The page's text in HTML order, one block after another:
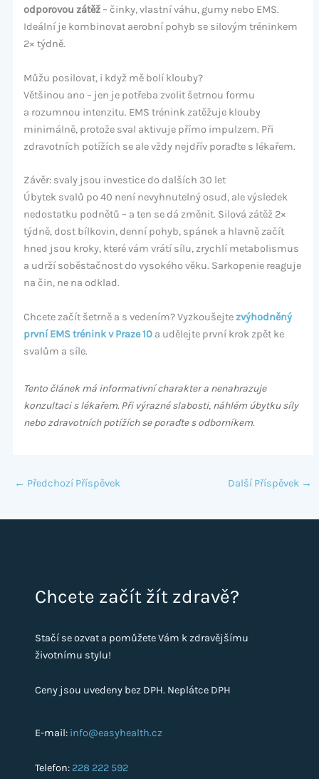
odporovou zátěž– činky, vlastní váhu, gumy nebo EMS.
Ideální je kombinovat aerobní pohyb se silovým tréninkem
2× týdně.
Můžu posilovat, i když mě bolí klouby?
Většinou ano – jen je potřeba zvolit šetrnou formu
a rozumnou intenzitu. EMS trénink zatěžuje klouby
minimálně, protože sval aktivuje přímo impulzem. Při
zdravotních potížích se ale vždy nejdřív poraďte s lékařem.
Závěr: svaly jsou investice do dalších 30 let
Úbytek svalů po 40 není nevyhnutelný osud, ale výsledek
nedostatku podnětů – a ten se dá změnit. Silová zátěž 2×
týdně, dost bílkovin, denní pohyb, spánek a hlavně začít
hned jsou kroky, které vám vrátí sílu, zrychlí metabolismus
a udrží soběstačnost do vysokého věku. Sarkopenie reaguje
na čin, ne na odklad.
Chcete začít šetrně a s vedením? Vyzkoušejtezvýhodněný
první EMS trénink v Praze 10a udělejte první krok zpět ke
svalům a síle.
Tento článek má informativní charakter a nenahrazuje
konzultaci s lékařem. Při výrazné slabosti, náhlém úbytku síly
nebo zdravotních potížích se poraďte s odborníkem.
← Předchozí Příspěvek Další Příspěvek →
Chcete začít žít zdravě?
Stačí se ozvat a pomůžete Vám k zdravějšímu
životnímu stylu!
Ceny jsou uvedeny bez DPH. Neplátce DPH
E-mail: info@easyhealth.cz
Telefon: 228 222 592